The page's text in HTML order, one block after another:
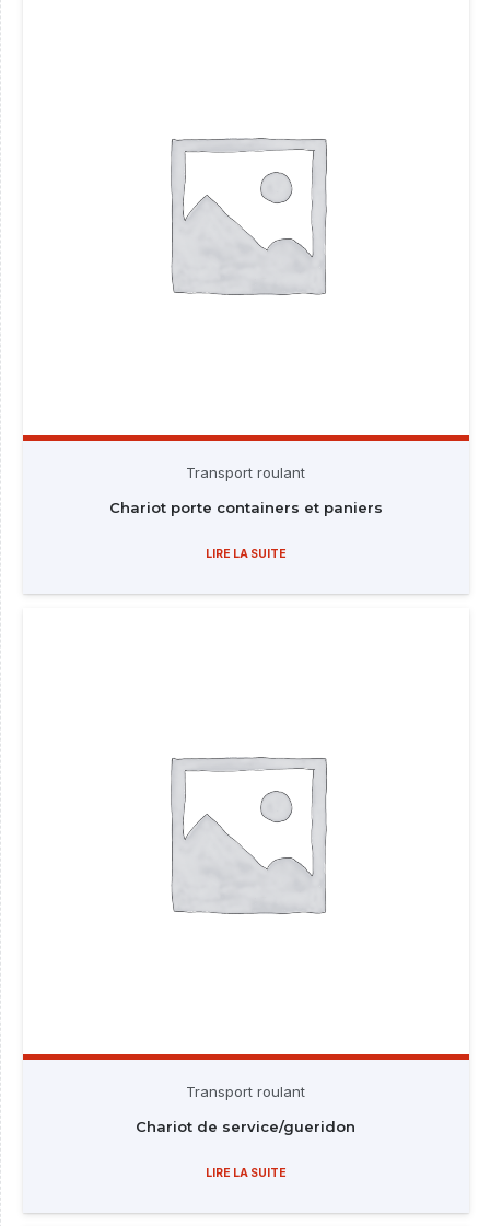
Transport roulant
Chariot porte containers et paniers
LIRE LA SUITE
Transport roulant
Chariot de service/gueridon
LIRE LA SUITE